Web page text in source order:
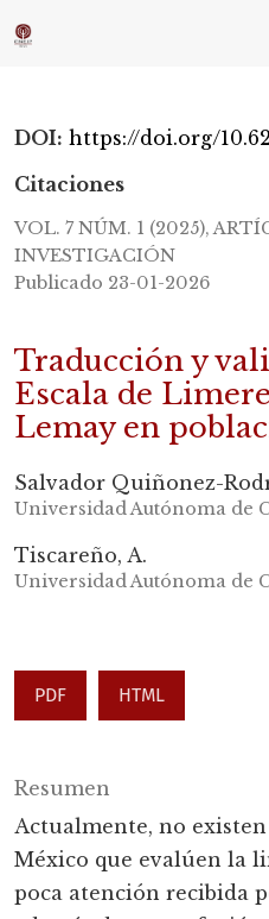
Traducción y
VOL. 7 NÚM. 1 (2025),
INVESTIGACIÓN
Traducción y
Escala de
Lemay en
DOI: https://doi.org/
Citaciones
Publicado 23-01-2026
Salvador Quiñonez-
Universidad Autónoma de
Tiscareño, A.
Universidad Autónoma de
PDF HTML
Resumen
Actualmente, no
México que evalúen la
poca atención recibida